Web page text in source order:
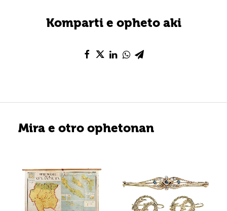
Komparti e opheto aki
Mira e otro ophetonan